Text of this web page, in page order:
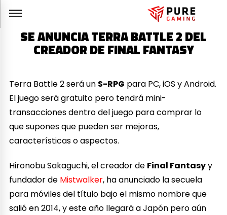
SE ANUNCIA TERRA BATTLE 2 DEL
CREADOR DE FINAL FANTASY
Terra Battle 2 será un S-RPG para PC, iOS y Android.
El juego será gratuito pero tendrá mini-
transacciones dentro del juego para comprar lo
que supones que pueden ser mejoras,
características o aspectos.
Hironobu Sakaguchi, el creador de Final Fantasyy
fundador de Mistwalker, ha anunciado la secuela
para móviles del título bajo el mismo nombre que
salió en 2014, y este año llegará a Japón pero aún